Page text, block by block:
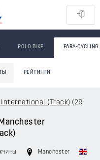
POLO BIKE PARA-CYCLING
РЕЙТИНГИ
(Track) (29
Manchester